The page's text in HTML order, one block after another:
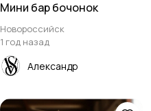
Мини бар бочонок
Новороссийск
1 год назад
Александр